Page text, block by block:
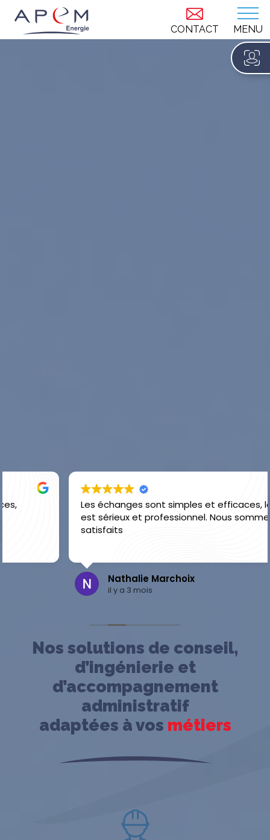
CONTACT MENU
Les échanges sont simples et efficaces, le travail
est sérieux et professionnel. Nous sommes
Nathalie Marchoix
il y a 3 mois
Nos solutions de conseil,
d’ingénierie et
d’accompagnement
administratif
adaptées à vos métiers